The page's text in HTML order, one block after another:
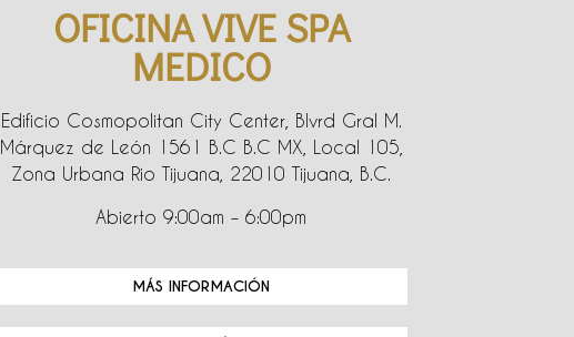
OFICINA VIVE SPA
MEDICO
Edificio Cosmopolitan City Center, Blvrd Gral M.
Márquez de León 1561 B.C B.C MX, Local 105,
Zona Urbana Rio Tijuana, 22010 Tijuana, B.C.
Abierto 9:00am – 6:00pm
MÁS INFORMACIÓN